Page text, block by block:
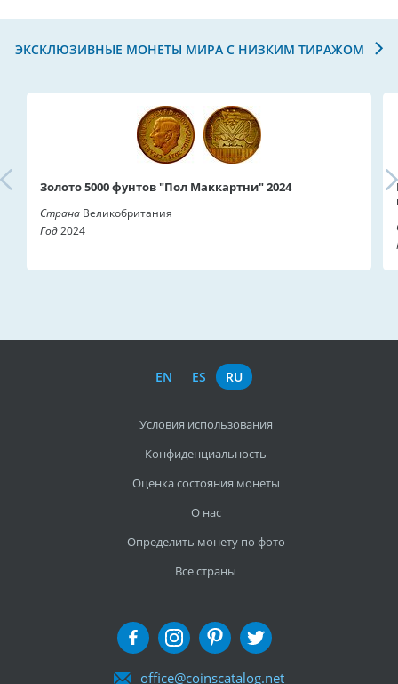
ЭКСКЛЮЗИВНЫЕ МОНЕТЫ МИРА С НИЗКИМ ТИРАЖОМ
Золото 5000 фунтов "Пол Маккартни" 2024
Страна Великобритания
Год2024
EN ES RU
Условия использования
Конфиденциальность
Оценка состояния монеты
О нас
Определить монету по фото
Все страны
office@coinscatalog.net